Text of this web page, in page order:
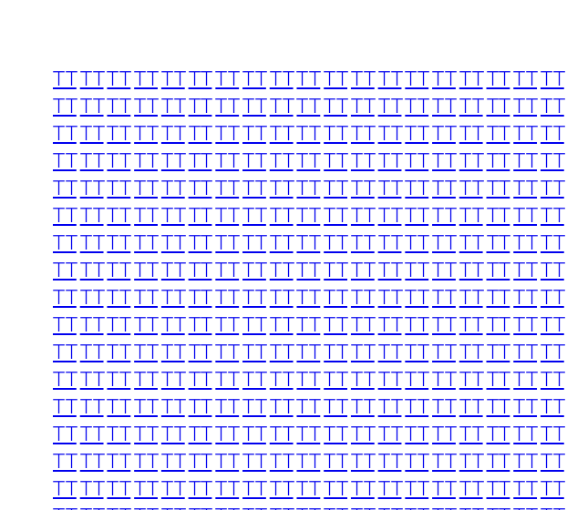
TTTTTTTTTTTTTTTTTTTTTTTTTTTTTTTTTTTTTT
TTTTTTTTTTTTTTTTTTTTTTTTTTTTTTTTTTTTTT
TTTTTTTTTTTTTTTTTTTTTTTTTTTTTTTTTTTTTT
TTTTTTTTTTTTTTTTTTTTTTTTTTTTTTTTTTTTTT
TTTTTTTTTTTTTTTTTTTTTTTTTTTTTTTTTTTTTT
TTTTTTTTTTTTTTTTTTTTTTTTTTTTTTTTTTTTTT
TTTTTTTTTTTTTTTTTTTTTTTTTTTTTTTTTTTTTT
TTTTTTTTTTTTTTTTTTTTTTTTTTTTTTTTTTTTTT
TTTTTTTTTTTTTTTTTTTTTTTTTTTTTTTTTTTTTT
TTTTTTTTTTTTTTTTTTTTTTTTTTTTTTTTTTTTTT
TTTTTTTTTTTTTTTTTTTTTTTTTTTTTTTTTTTTTT
TTTTTTTTTTTTTTTTTTTTTTTTTTTTTTTTTTTTTT
TTTTTTTTTTTTTTTTTTTTTTTTTTTTTTTTTTTTTT
TTTTTTTTTTTTTTTTTTTTTTTTTTTTTTTTTTTTTT
TTTTTTTTTTTTTTTTTTTTTTTTTTTTTTTTTTTTTT
TTTTTTTTTTTTTTTTTTTTTTTTTTTTTTTTTTTTTT